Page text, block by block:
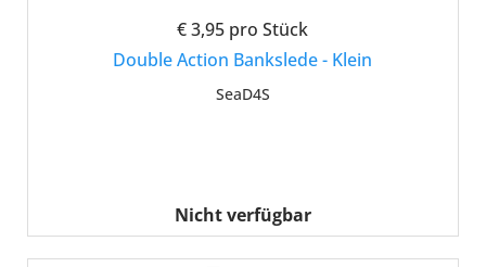
€ 3,95 pro Stück
Double Action Bankslede - Klein
SeaD4S
Nicht verfügbar